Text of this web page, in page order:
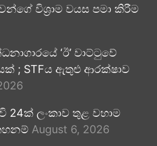
විශ්‍රාම වයස පමා කිරීම
‘ඊ’ වාට්ටුවේ
; STFය ඇතුළු ආරක්ෂාව
ලංකාව තුළ වහාම
August 6, 2026